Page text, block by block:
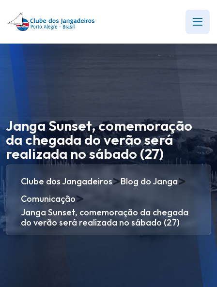
Janga Sunset, comemoração
da chegada do verão será
realizada no sábado (27)
Clube dos Jangadeiros>Blog do Janga>
Comunicação>
Janga Sunset, comemoração da chegada
do verão será realizada no sábado (27)